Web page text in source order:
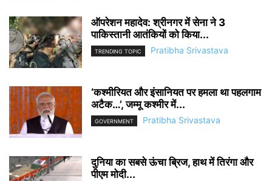
ऑपरेशन महादेव: श्रीनगर में सेना ने 3
पाकिस्तानी आतंकियों को किया...
TRENDING TOPIC Pratibha Srivastava
‘कश्मीरियत और इंसानियत पर हमला था पहलगाम
अटैक…’, जम्मू कश्मीर में...
GOVERNMENT Pratibha Srivastava
दुनिया का सबसे ऊंचा ब्रिज, हाथ में तिरंगा और
पीएम मोदी...